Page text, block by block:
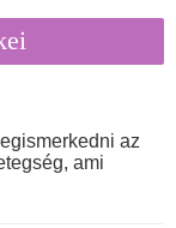
az
ami